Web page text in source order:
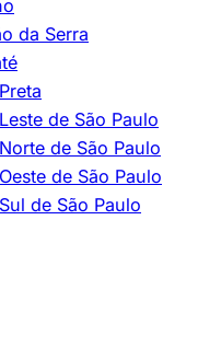
da Serra
de São Paulo
de São Paulo
de São Paulo
de São Paulo